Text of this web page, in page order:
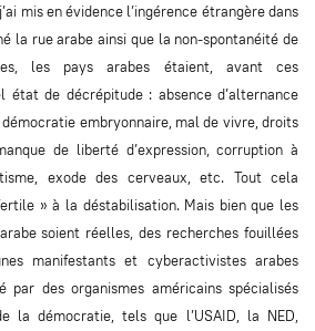
mis en évidence l’ingérence étrangère dans
la rue arabe ainsi que la non-spontanéité de
les pays arabes étaient, avant ces
état de décrépitude : absence d’alternance
embryonnaire, mal de vivre, droits
de liberté d’expression, corruption à
exode des cerveaux, etc. Tout cela
» à la déstabilisation. Mais bien que les
soient réelles, des recherches fouillées
manifestants et cyberactivistes arabes
des organismes américains spécialisés
la démocratie, tels que l’USAID, la NED,